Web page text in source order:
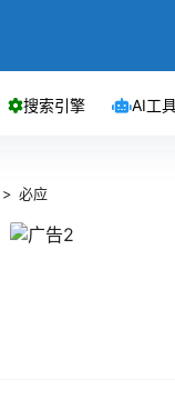
搜索引擎 AI工
> 必应